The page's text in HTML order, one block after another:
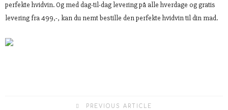
perfekte hvidvin. Og med dag-til-dag levering på alle hverdage og gratis
levering fra 499,-, kan du nemt bestille den perfekte hvidvin til din mad.
PREVIOUS ARTICLE